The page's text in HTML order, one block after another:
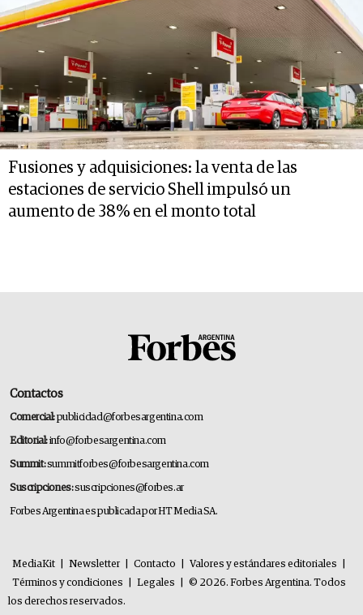
Fusiones y adquisiciones: la venta de las
estaciones de servicio Shell impulsó un
aumento de 38% en el monto total
Contactos
Comercial:publicidad@forbesargentina.com
Editorial:info@forbesargentina.com
Summit:summitforbes@forbesargentina.com
Suscripciones:suscripciones@forbes.ar
Forbes Argentina es publicada por HT Media SA.
MediaKit Newsletter Contacto Valores y estándares editoriales
Términos y condiciones
Legales
© 2026. Forbes Argentina. Todos
los derechos reservados.